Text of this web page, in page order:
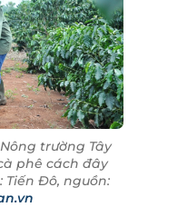
trường Tây
phê cách đây
Tiến Đô, nguồn: